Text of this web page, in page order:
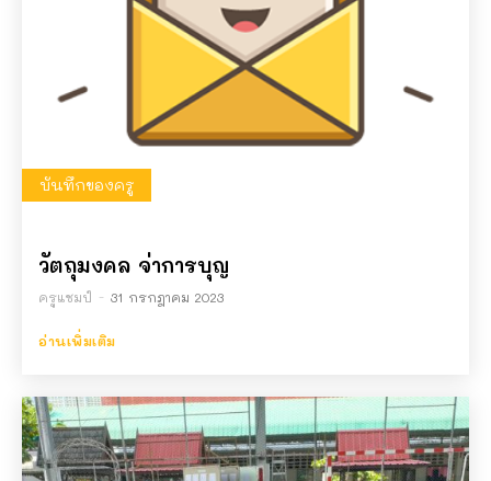
บันทึกของครู
วัตถุมงคล จ่าการบุญ
ครูแชมป์ - 31 กรกฎาคม 2023
อ่านเพิ่มเติม